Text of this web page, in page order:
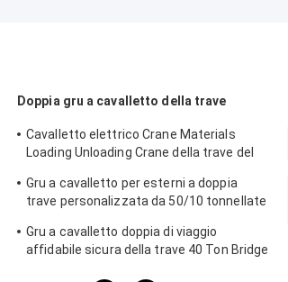
Doppia gru a cavalletto della trave
Cavalletto elettrico Crane Materials
Loading Unloading Crane della trave del
Gru a cavalletto per esterni a doppia
trave personalizzata da 50/10 tonnellate
Gru a cavalletto doppia di viaggio
affidabile sicura della trave 40 Ton Bridge